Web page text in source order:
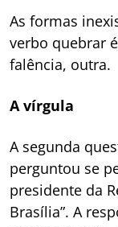
As formas
verbo quebrar
falência, outra.
A vírgula
A segunda
perguntou se
presidente da
Brasília”. A